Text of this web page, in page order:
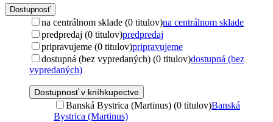
Dostupnosť
na centrálnom sklade (0 titulov)na centrálnom sklade
predpredaj (0 titulov)predpredaj
pripravujeme (0 titulov)pripravujeme
dostupná (bez vypredaných) (0 titulov)dostupná (bez
vypredaných)
Dostupnosť v kníhkupectve
Banská Bystrica (Martinus) (0 titulov)Banská
Bystrica (Martinus)